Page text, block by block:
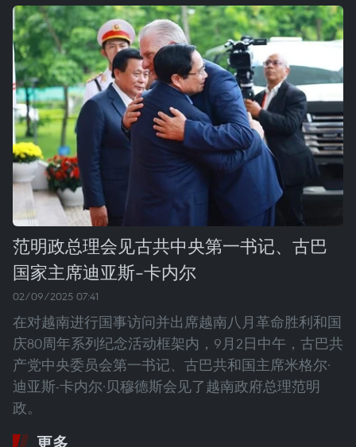
范明政总理会见古共中央第一书记、古巴
国家主席迪亚斯-卡内尔
02/09/2025 07:41
在对越南进行国事访问并出席越南八月革命胜利和国
庆80周年系列纪念活动框架内，9月2日中午，古巴共
产党中央委员会第一书记、古巴共和国主席米格尔·
迪亚斯-卡内尔·贝穆德斯会见了越南政府总理范明
政。
更多